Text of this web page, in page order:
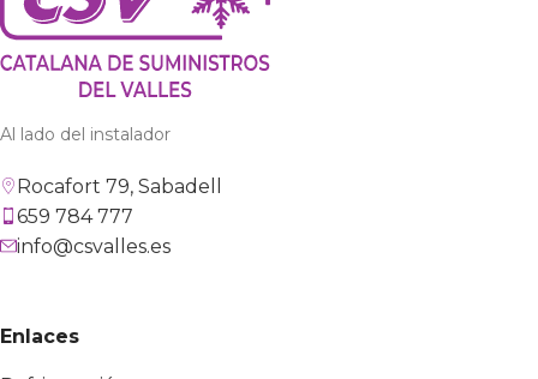
Al lado del instalador
Rocafort 79, Sabadell
659 784 777
info@csvalles.es
Enlaces